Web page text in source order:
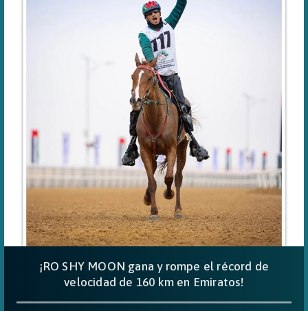
¡RO SHY MOON gana y rompe el récord de
velocidad de 160 km en Emiratos!